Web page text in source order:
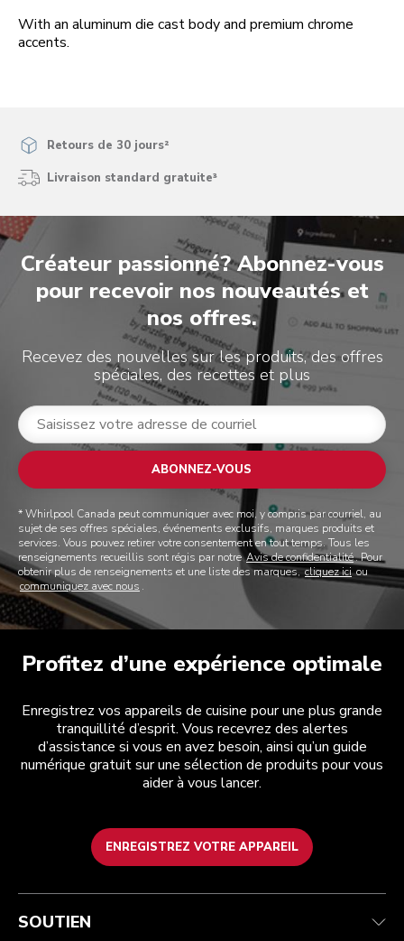
With an aluminum die cast body and premium chrome
accents.
Retours de 30 jours²
Livraison standard gratuite³
Créateur passionné? Abonnez-vous
pour recevoir nos nouveautés et
nos offres.
Recevez des nouvelles sur les produits, des offres
spéciales, des recettes et plus
ABONNEZ-VOUS
* Whirlpool Canada peut communiquer avec moi, y compris par courriel, au
sujet de ses offres spéciales, événements exclusifs, marques produits et
services. Vous pouvez retirer votre consentement en tout temps. Tous les
renseignements recueillis sont régis par notreAvis de confidentialité. Pour
obtenir plus de renseignements et une liste des marques,cliquez iciou
communiquez avec nous .
Profitez d’une expérience optimale
Enregistrez vos appareils de cuisine pour une plus grande
tranquillité d’esprit. Vous recevrez des alertes
d’assistance si vous en avez besoin, ainsi qu’un guide
numérique gratuit sur une sélection de produits pour vous
aider à vous lancer.
ENREGISTREZ VOTRE APPAREIL
Service après-vente
Contactez-nous
Réparation autorisée
Conditions d’utilisation
Retours et remboursements
Aide relative au produit
La marque
Affiliation
SOUTIEN